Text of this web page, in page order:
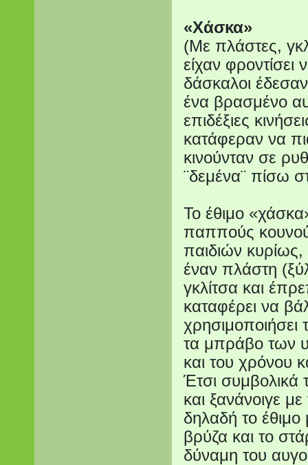
«Χάσκα»
(Με πλάστες,
είχαν φροντίσει
δάσκαλοι
ένα βρασμένο
επιδέξιες
κατάφεραν να
κινούνταν σε
¨δεμένα¨ πίσω
Το έθιμο
παππούς
παιδιών
έναν πλάστη
γκλίτσα και
καταφέρει να
χρησιμοποιήσει
τα μπράβο των
και του χρόνου
Έτσι συμβολικά
και ξανάνοιγε
δηλαδή το έθιμο
βρύζα και το
δύναμη του